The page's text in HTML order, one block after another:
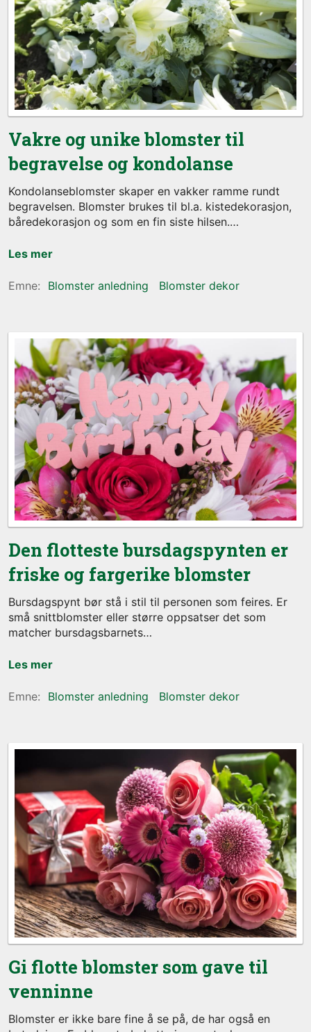
Vakre og unike blomster til
begravelse og kondolanse
Kondolanseblomster skaper en vakker ramme rundt
begravelsen. Blomster brukes til bl.a. kistedekorasjon,
båredekorasjon og som en fin siste hilsen.
Les mer
Blomster anledning Blomster dekor
Den flotteste bursdagspynten er
friske og fargerike blomster
Bursdagspynt bør stå i stil til personen som feires. Er
små snittblomster eller større oppsatser det som
matcher bursdagsbarnets
Les mer
Blomster anledning Blomster dekor
Gi flotte blomster som gave til
venninne
Blomster er ikke bare fine å se på, de har også en